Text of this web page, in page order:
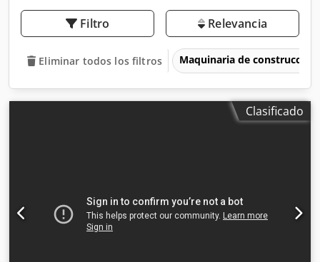
Filtro Relevancia
Eliminar todos los filtros Maquinaria de construcción
Clasificado